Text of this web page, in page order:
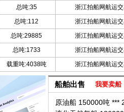
总吨:35 浙江拍船网航运
总吨:112 浙江拍船网航运
总吨:29885 浙江拍船网航运
总吨:1733 浙江拍船网航运
载重吨:4038吨 浙江拍船网航运
船舶出售 我要卖船
原油船 150000吨 ***